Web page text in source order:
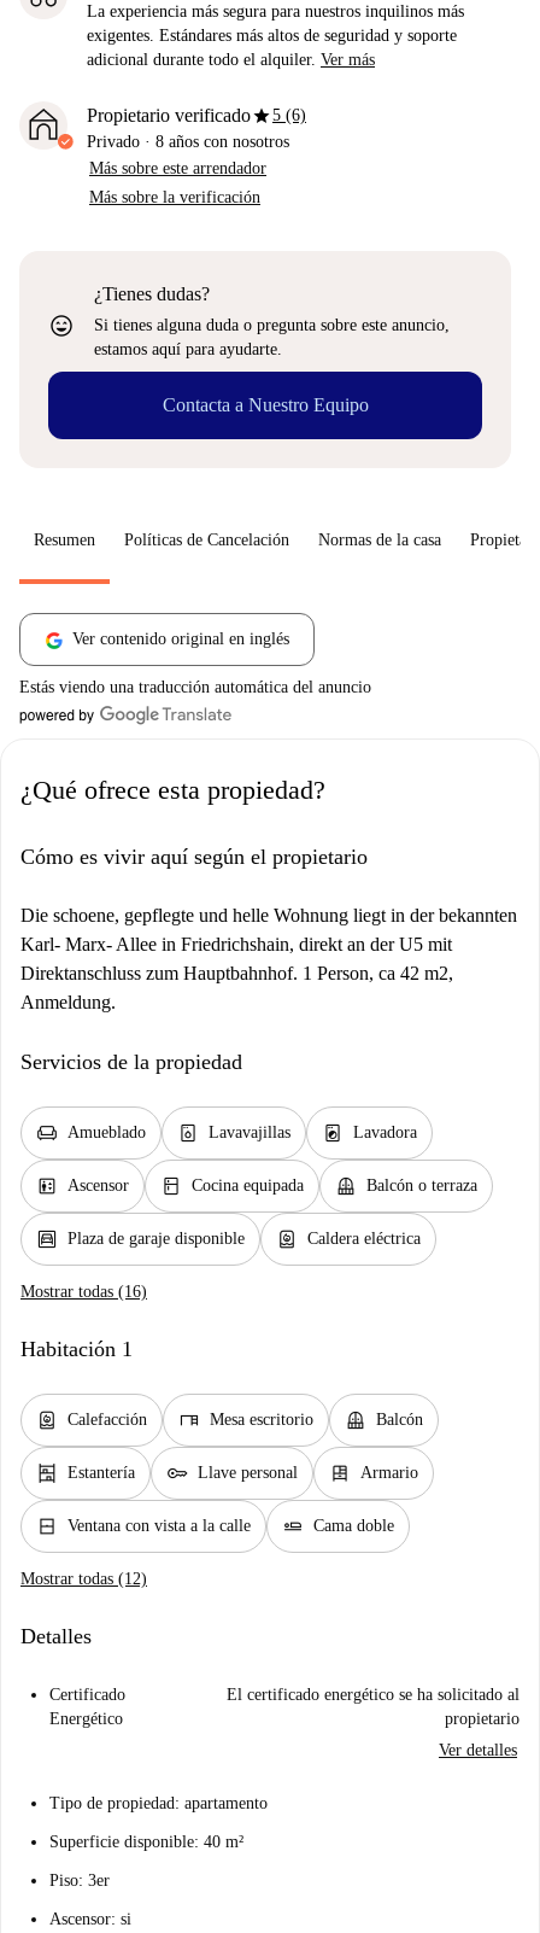
La experiencia más segura para nuestros inquilinos más
exigentes. Estándares más altos de seguridad y soporte
adicional durante todo el alquiler. Ver más
Propietario verificadostar5 (6)
Privado · 8 años con nosotros
Más sobre este arrendador
Más sobre la verificación
sentiment_very_satisfied
¿Tienes dudas?
Si tienes alguna duda o pregunta sobre este anuncio,
estamos aquí para ayudarte.
Contacta a Nuestro Equipo
Resumen Políticas de Cancelación Normas de la casa
Ver contenido original en inglés
Estás viendo una traducción automática del anuncio
¿Qué ofrece esta propiedad?
Cómo es vivir aquí según el propietario
Die schoene, gepflegte und helle Wohnung liegt in der bekannten
Karl- Marx- Allee in Friedrichshain, direkt an der U5 mit
Direktanschluss zum Hauptbahnhof. 1 Person, ca 42 m2,
Anmeldung.
Servicios de la propiedad
chair Amueblado dishwasher_gen Lavavajillas local_laundry_service Lavadora
elevator Ascensor kitchen Cocina equipada balcony Balcón o terraza
garage Plaza de garaje disponible water_heater Caldera eléctrica
Mostrar todas (16)
Habitación 1
water_heater Calefacción desk Mesa escritorio balcony Balcón
shelves Estantería key Llave personal dresser Armario
window_closed Ventana con vista a la calle airline_seat_flat Cama doble
Mostrar todas (12)
Detalles
Certificado
Energético
El certificado energético se ha solicitado al
propietario
Ver detalles
Tipo de propiedad: apartamento
Superficie disponible: 40 m²
Piso: 3er
Ascensor: si